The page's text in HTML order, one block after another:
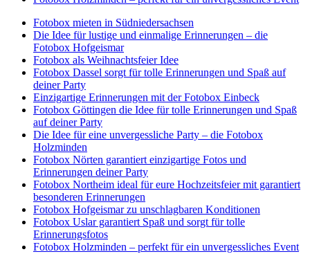
Fotobox mieten in Südniedersachsen
Die Idee für lustige und einmalige Erinnerungen – die
Fotobox Hofgeismar
Fotobox als Weihnachtsfeier Idee
Fotobox Dassel sorgt für tolle Erinnerungen und Spaß auf
deiner Party
Einzigartige Erinnerungen mit der Fotobox Einbeck
Fotobox Göttingen die Idee für tolle Erinnerungen und Spaß
auf deiner Party
Die Idee für eine unvergessliche Party – die Fotobox
Holzminden
Fotobox Nörten garantiert einzigartige Fotos und
Erinnerungen deiner Party
Fotobox Northeim ideal für eure Hochzeitsfeier mit garantiert
besonderen Erinnerungen
Fotobox Hofgeismar zu unschlagbaren Konditionen
Fotobox Uslar garantiert Spaß und sorgt für tolle
Erinnerungsfotos
Fotobox Holzminden – perfekt für ein unvergessliches Event